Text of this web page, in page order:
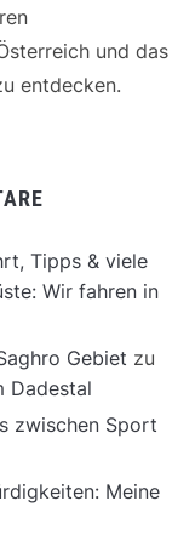
und das
entdecken.
Tipps & viele
Wir fahren in
Gebiet zu
Dadestal
zwischen Sport
Meine